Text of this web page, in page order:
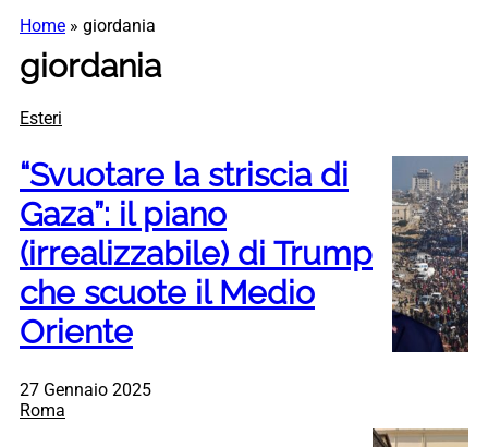
Home » giordania
giordania
Esteri
“Svuotare la striscia di
Gaza”: il piano
(irrealizzabile) di Trump
che scuote il Medio
Oriente
27 Gennaio 2025
Roma